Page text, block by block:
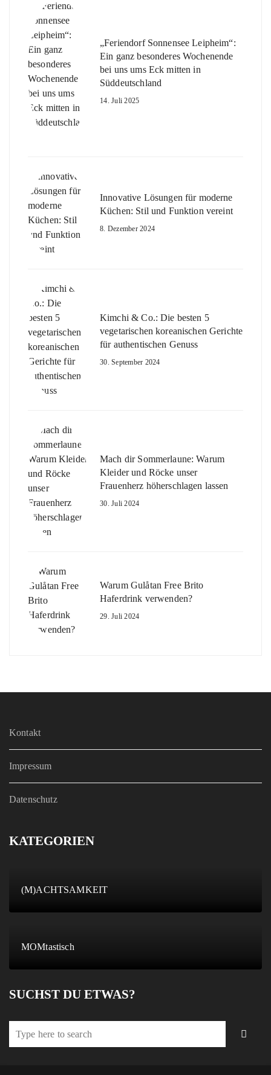
„Feriendorf Sonnensee Leipheim“:
Ein ganz besonderes Wochenende
bei uns ums Eck mitten in
Süddeutschland
14. Juli 2025
Innovative Lösungen für moderne
Küchen: Stil und Funktion vereint
8. Dezember 2024
Kimchi & Co.: Die besten 5
vegetarischen koreanischen Gerichte
für authentischen Genuss
30. September 2024
Mach dir Sommerlaune: Warum
Kleider und Röcke unser
Frauenherz höherschlagen lassen
30. Juli 2024
Warum Gulåtan Free Brito
Haferdrink verwenden?
29. Juli 2024
Kontakt
Impressum
Datenschutz
KATEGORIEN
(M)ACHTSAMKEIT
MOMtastisch
SUCHST DU ETWAS?